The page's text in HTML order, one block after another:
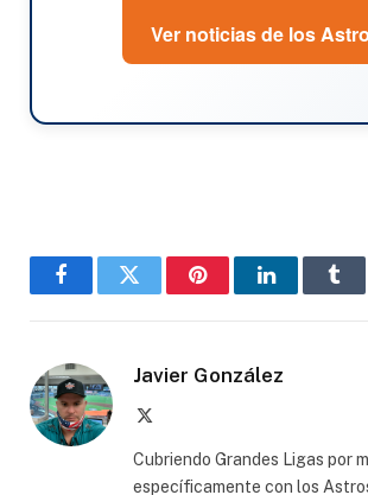
Ver noticias de los
FacebookTwitter PinterestLinkedIn
Javier González
Cubriendo Grandes Ligas por
específicamente con los